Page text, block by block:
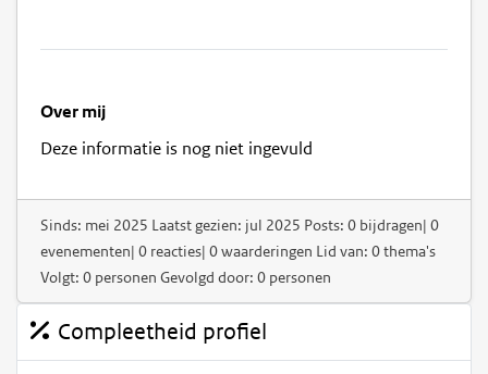
Over mij
Deze informatie is nog niet ingevuld
Sinds: mei 2025 Laatst gezien: jul 2025 Posts: 0 bijdragen| 0
evenementen| 0 reacties| 0 waarderingen Lid van: 0 thema's
Volgt: 0 personen Gevolgd door: 0 personen
Compleetheid profiel